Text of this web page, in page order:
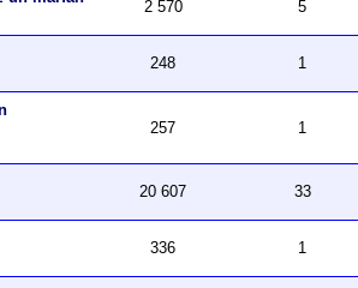
2 570 5
248 1
257 1
20 607 33
336 1